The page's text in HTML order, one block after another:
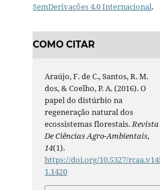
SemDerivações 4.0 Internacional.
COMO CITAR
Araújo, F. de C., Santos, R. M.
dos, & Coelho, P. A. (2016). O
papel do distúrbio na
regeneração natural dos
ecossistemas florestais.Revista
De Ciências Agro-Ambientais,
14(1).
https://doi.org/10.5327/
1.1420